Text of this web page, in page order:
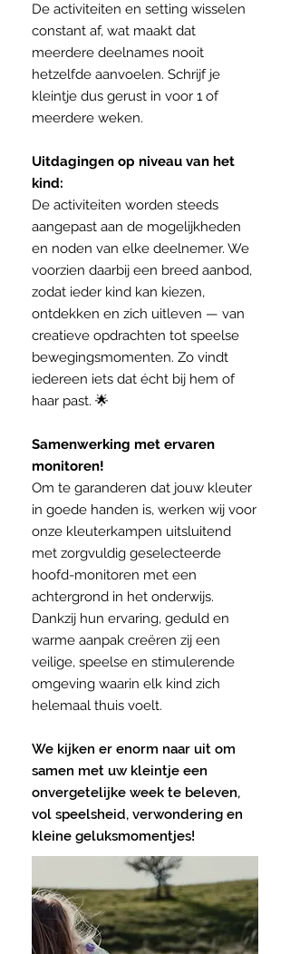
De activiteiten en setting wisselen
constant af, wat maakt dat
meerdere deelnames nooit
hetzelfde aanvoelen. Schrijf je
kleintje dus gerust in voor 1 of
meerdere weken.
Uitdagingen op niveau van het
kind:
De activiteiten worden steeds
aangepast aan de mogelijkheden
en noden van elke deelnemer. We
voorzien daarbij een breed aanbod,
zodat ieder kind kan kiezen,
ontdekken en zich uitleven — van
creatieve opdrachten tot speelse
bewegingsmomenten. Zo vindt
iedereen iets dat écht bij hem of
haar past. 🌟
Samenwerking met ervaren
monitoren!
Om te garanderen dat jouw kleuter
in goede handen is, werken wij voor
onze kleuterkampen uitsluitend
met zorgvuldig geselecteerde
hoofd-monitoren met een
achtergrond in het onderwijs.
Dankzij hun ervaring, geduld en
warme aanpak creëren zij een
veilige, speelse en stimulerende
omgeving waarin elk kind zich
helemaal thuis voelt.
We kijken er enorm naar uit om
samen met uw kleintje een
onvergetelijke week te beleven,
vol speelsheid, verwondering en
kleine geluksmomentjes!